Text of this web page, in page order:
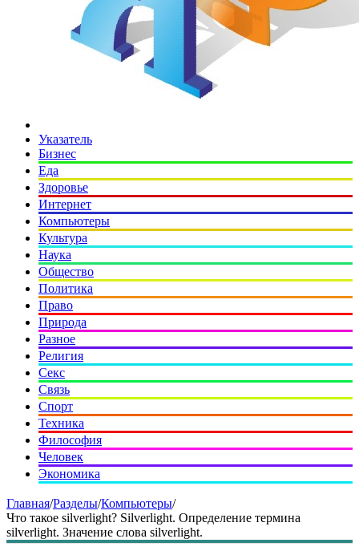
Указатель
Бизнес
Еда
Здоровье
Интернет
Компьютеры
Культура
Наука
Общество
Политика
Право
Природа
Разное
Религия
Секс
Связь
Спорт
Техника
Философия
Человек
Экономика
Главная/Разделы/Компьютеры/
Что такое silverlight? Silverlight. Определение термина
silverlight. Значение слова silverlight.